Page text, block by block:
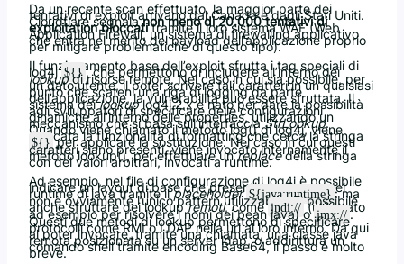
Da un recente scan effettuato, la maggior parte dei
tentativi di exploit arrivano dal Canada e dagli Stati Uniti.
Cloudflare segnalanon meno di 20.000 tentativi di
exploitation bloccatitramite il loro sistema WAF (Web
Application Firewall, un sistema di firewalling applicativo
che entra nel merito del payload dell’applicazione proprio
per mitigare problematiche di questo tipo).
Il funzionamento base dell’exploit sfrutta i tag speciali di
log4j${}, che permettono di includere all’interno dei
lookupdi risorse remote. Nel caso in cui sia possibile, per
un dato utente, il poter scrivere tali caratteri in un qualsiasi
punto che scateni una riga di logging da parte
dell’applicazione, la vulnerabilità può essere sfruttata. Il
sistema deilookuplog4j 2.x è nato per dare la possibilità
agli sviluppatori di specificare delle configurazioni
dinamiche all’interno delle properties, utilizzando un
meccanismo che si basa sull’interfacciaStrLookup.
Quando viene chiamato il metodo log() di log4j, viene
invocata la funzionalità di formatting che cerca la stringa
${} per applicare la sostituzione. Nel caso in cui questi
caratteri siano presenti, viene invocato internamente il
metodo lookup(), per effettuare unreplacedella stringa
con dei valori arbitrari,invocati a runtime.
Ad esempio, nel file di configurazione di log4j è possibile
indicare un layout di base che presenti la versione del
runtime di java tramite ilplaceholder ${java:runtime} : ma
non è ovviamente l’unico pattern utilizzabile. E’ possibile
anche sfruttare dei lookupremoti, comejndi:// (utilizzato
ad esempio per risolvere i nomi dei bean java) ojmx://.
Questi due metodi di lookup permettono di specificare
protocolli come RMI o LDAP nella url al loro interno. Da qui
al poter invocare, tramite una chiamata, una classe java
remota posizionata su un server ldap, o addirittura un
comando shell tramite encoding Base64, il passo è molto
breve.